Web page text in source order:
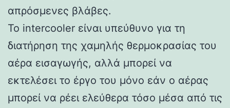
απρόσμενες βλάβες.
Το intercooler είναι υπεύθυνο για τη
διατήρηση της χαμηλής θερμοκρασίας του
αέρα εισαγωγής, αλλά μπορεί να
εκτελέσει το έργο του μόνο εάν ο αέρας
μπορεί να ρέει ελεύθερα τόσο μέσα από τις